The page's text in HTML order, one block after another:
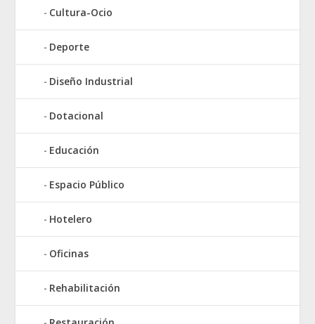
Cultura-Ocio
Deporte
Diseño Industrial
Dotacional
Educación
Espacio Público
Hotelero
Oficinas
Rehabilitación